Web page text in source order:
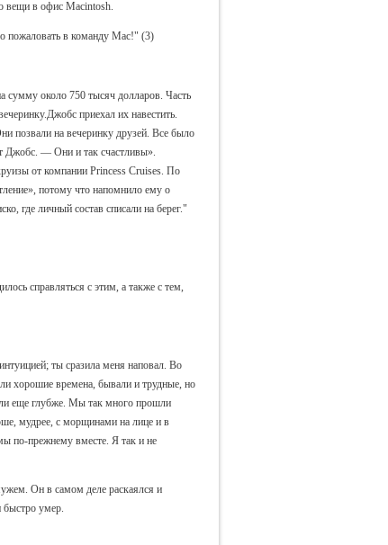
вещи в офис Macintosh.
в команду Mac!" (3)
около 750 тысяч долларов. Часть
приехал их навестить.
позвали на вечеринку друзей. Все было
Джобс. — Они и так счастливы».
от компании Princess Cruises. По
потому что напомнило ему о
где личный состав списали на берег."
справляться с этим, а также с тем,
ты сразила меня наповал. Во
хорошие времена, бывали и трудные, но
еще глубже. Мы так много прошли
мудрее, с морщинами на лице и в
по-прежнему вместе. Я так и не
Он в самом деле раскаялся и
умер.